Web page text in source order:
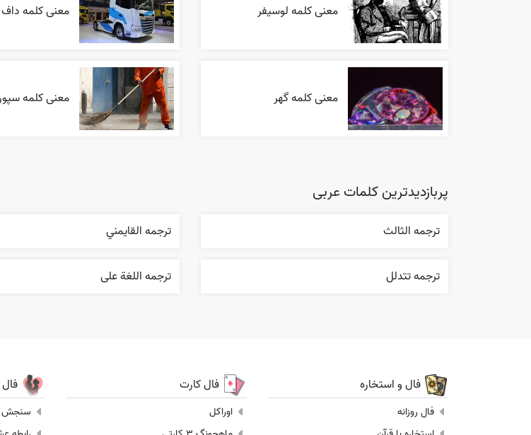
معنی کلمه لوسیفر معنی کلمه داف
معنی کلمه گهر معنی کلمه
پربازدیدترین کلمات عربی
ترجمه الثالث ترجمه القایمني
ترجمه تتدلل ترجمه اللغة علی
فال و استخاره
فال روزانه
فال کارت
اوراکل